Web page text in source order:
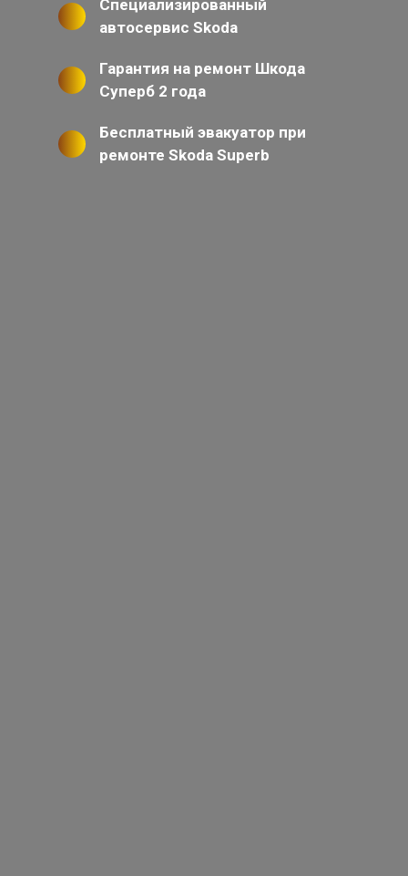
Специализированный
автосервис Skoda
Гарантия на ремонт Шкода
Суперб 2 года
Бесплатный эвакуатор при
ремонте Skoda Superb